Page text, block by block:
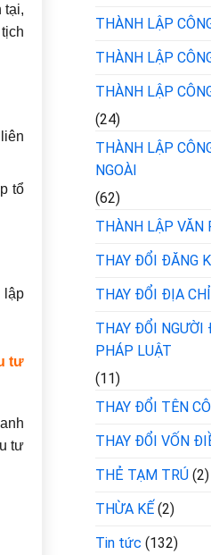
tại,
tổ
lập
tư
tư
THÀNH LẬP
THÀNH LẬP
THÀNH LẬP
(24)
THÀNH LẬP
NGOÀI
(62)
THÀNH LẬP VĂN
THAY ĐỔI ĐĂNG
THAY ĐỔI ĐỊA
THAY ĐỔI
PHÁP LUẬT
(11)
THAY ĐỔI TÊN
THAY ĐỔI VỐN
THẺ TẠM TRÚ (2)
THỪA KẾ (2)
Tin tức (132)